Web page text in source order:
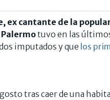
ex cantante de la
tuvo en las
imputados y que los
tras caer de una